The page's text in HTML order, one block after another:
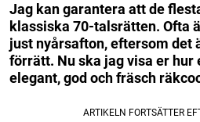
Jag kan garantera att de
klassiska 70-talsrätten. Ofta
just nyårsafton, eftersom det
förrätt. Nu ska jag visa er hur
elegant, god och fräsch